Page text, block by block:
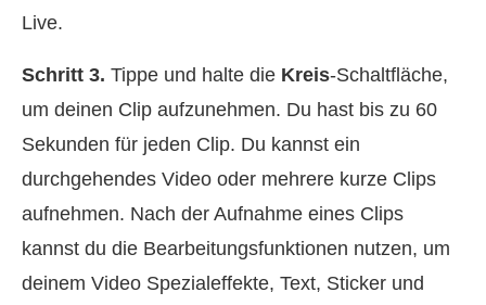
Live.
Schritt 3. Tippe und halte die Kreis‑Schaltfläche,
um deinen Clip aufzunehmen. Du hast bis zu 60
Sekunden für jeden Clip. Du kannst ein
durchgehendes Video oder mehrere kurze Clips
aufnehmen. Nach der Aufnahme eines Clips
kannst du die Bearbeitungsfunktionen nutzen, um
deinem Video Spezialeffekte, Text, Sticker und